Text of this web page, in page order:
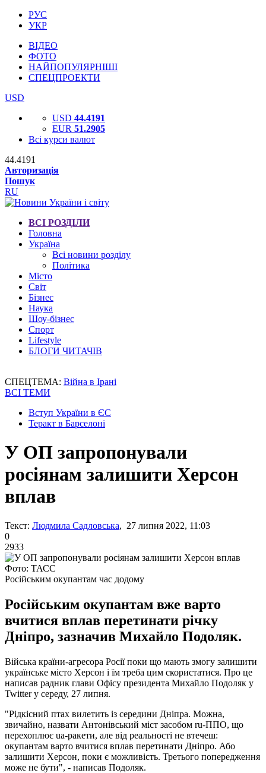
РУС
УКР
ВІДЕО
ФОТО
НАЙПОПУЛЯРНІШІ
СПЕЦПРОЕКТИ
USD
USD 44.4191
EUR 51.2905
Всі курси валют
44.4191
Авторизація
Пошук
RU
ВСІ РОЗДІЛИ
Головна
Україна
Всі новини розділу
Політика
Місто
Світ
Бізнес
Наука
Шоу-бізнес
Спорт
Lifestyle
БЛОГИ ЧИТАЧІВ
СПЕЦТЕМА: Війна в Ірані
ВСІ ТЕМИ
Вступ України в ЄС
Теракт в Барселоні
У ОП запропонували
росіянам залишити Херсон
вплав
Текст: Людмила Садловська, 27 липня 2022, 11:03
0
2933
Фото: ТАСС
Російським окупантам час додому
Російським окупантам вже варто
вчитися вплав перетинати річку
Дніпро, зазначив Михайло Подоляк.
Війська країни-агресора Росії поки що мають змогу залишити
українське місто Херсон і їм треба цим скористатися. Про це
написав радник глави Офісу президента Михайло Подоляк у
Twitter у середу, 27 липня.
"Рідкісний птах вилетить із середини Дніпра. Можна,
звичайно, назвати Антонівський міст засобом ru-ППО, що
перехоплює ua-ракети, але від реальності не втечеш:
окупантам варто вчитися вплав перетинати Дніпро. Або
залишити Херсон, поки є можливість. Третього попередження
може не бути", - написав Подоляк.